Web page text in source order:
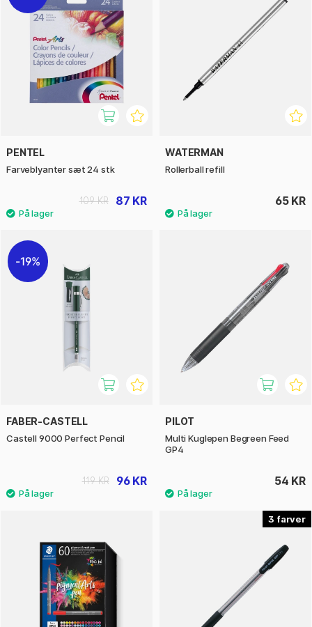
PENTEL
Farveblyanter sæt 24 stk
87 KR
109 KR
WATERMAN
Rollerball refill
65 KR
19%
FABER-CASTELL
Castell 9000 Perfect Pencil
96 KR
119 KR
PILOT
Multi Kuglepen Begreen Feed
GP4
54 KR
3